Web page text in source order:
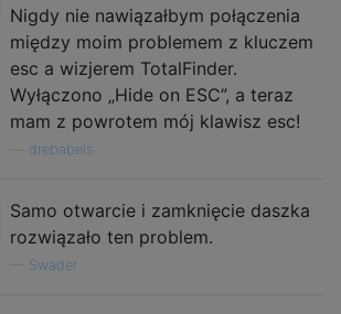
Nigdy nie nawiązałbym połączenia
między moim problemem z kluczem
esc a wizjerem TotalFinder.
Wyłączono „Hide on ESC”, a teraz
mam z powrotem mój klawisz esc!
drebabels
Samo otwarcie i zamknięcie daszka
rozwiązało ten problem.
Swader